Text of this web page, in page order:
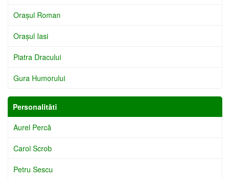
Oraşul Roman
Oraşul Iasi
Piatra Dracului
Gura Humorului
Personalităti
Aurel Percă
Carol Scrob
Petru Sescu